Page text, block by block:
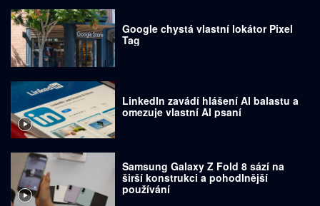
Google chystá vlastní lokátor Pixel
Tag
LinkedIn zavádí hlášení AI balastu a
omezuje vlastní AI psaní
Samsung Galaxy Z Fold 8 sází na
širší konstrukci a pohodlnější
používání